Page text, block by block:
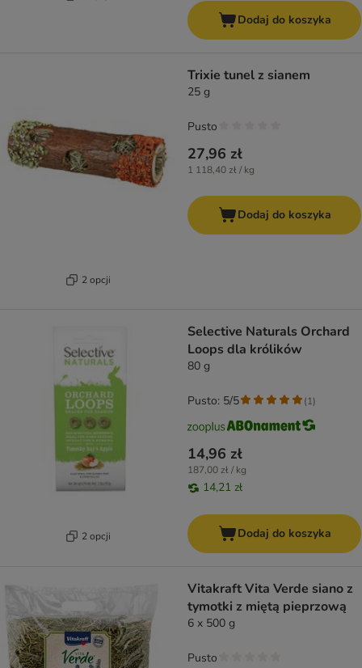
Dodaj do koszyka
2 opcji
Trixie tunel z sianem
25 g
27,96 zł
1 118,40 zł / kg
Pusto
Dodaj do koszyka
2 opcji
Selective Naturals Orchard
Loops dla królików
80 g
14,96 zł
187,00 zł / kg
14,21 zł
Pusto: 5/5 (1)
Dodaj do koszyka
Vitakraft Vita Verde siano z
tymotki z miętą pieprzową
6 x 500 g
Pusto